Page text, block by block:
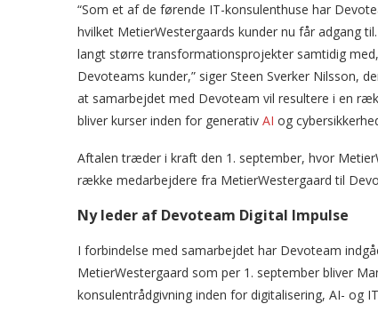
“Som et af de førende IT-konsulenthuse har
hvilket MetierWestergaards kunder nu får adgang
langt større transformationsprojekter samtidig
Devoteams kunder,” siger Steen Sverker Nilsson,
at samarbejdet med Devoteam vil resultere i en
bliver kurser inden for generativ AI og
Aftalen træder i kraft den 1. september, hvor
række medarbejdere fra MetierWestergaard til
Ny leder af Devoteam Digital Impulse
I forbindelse med samarbejdet har Devoteam
MetierWestergaard som per 1. september bliver
konsulentrådgivning inden for digitalisering, AI- og